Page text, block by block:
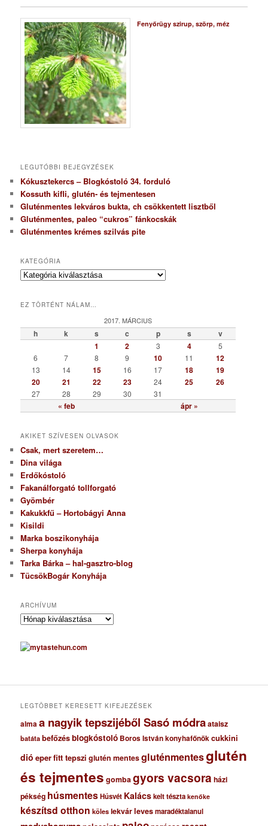
Fenyőrügy szirup, szörp, méz
LEGUTÓBBI BEJEGYZÉSEK
Kókusztekercs – Blogkóstoló 34. forduló
Kossuth kifli, glutén- és tejmentesen
Gluténmentes lekváros bukta, ch csökkentett lisztből
Gluténmentes, paleo “cukros” fánkocskák
Gluténmentes krémes szilvás pite
KATEGÓRIA
K
e
ó
r
EZ TÖRTÉNT NÁLAM…
2017. MÁRCIUS
h k s c p s v
« feb ápr »
1 2 3 4
5
6
7 8 9 10 11 12
13 14 15 16 17 18
19
20
21 22 23 24 25 26
27 28 29 30 31
AKIKET SZÍVESEN OLVASOK
Csak, mert szeretem…
Dina világa
Erdőkóstoló
Fakanálforgató tollforgató
Gyömbér
Kakukkfű – Hortobágyi Anna
Kisildi
Marka boszikonyhája
Sherpa konyhája
Tarka Bárka – hal-gasztro-blog
TücsökBogár Konyhája
ARCHÍVUM
A
c
h
u
LEGTÖBBET KERESETT KIFEJEZÉSEK
almaa nagyik tepszijéből Sasó módraataisz
batáta befőzésblogkóstoló Boros István konyhafőnökcukkini
dió eperfitt tepszi glutén mentesgluténmentesglutén
és tejmentes gombagyors vacsora házi
pékség húsmentesHúsvét Kalácskelt tészta kenőke
készítsd otthon köles lekvárlevesmaradéktalanul